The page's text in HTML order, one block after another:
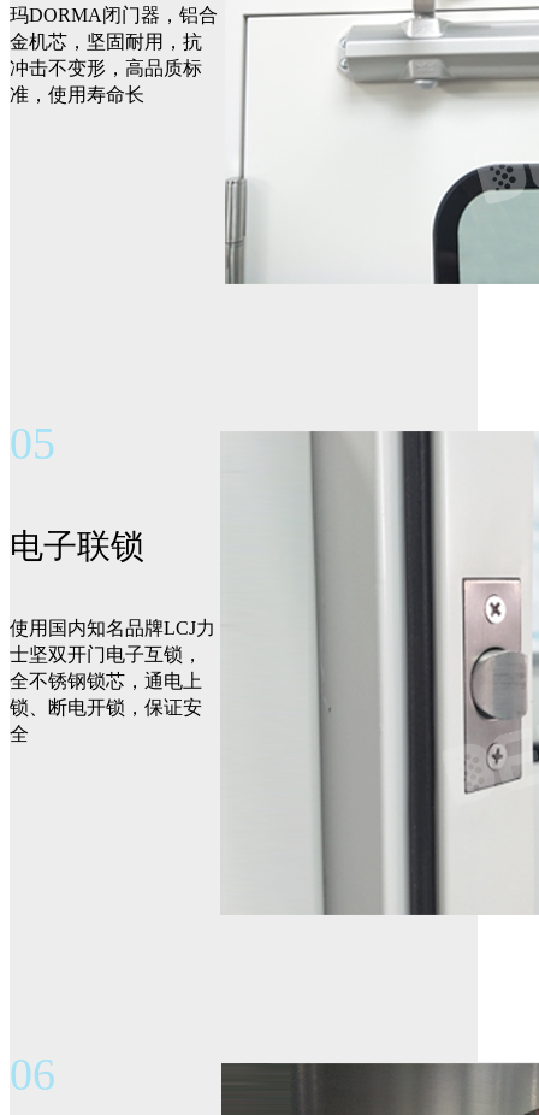
玛DORMA闭门器，铝合
金机芯，坚固耐用，抗
冲击不变形，高品质标
准，使用寿命长
05
电子联锁
使用国内知名品牌LCJ力
士坚双开门电子互锁，
全不锈钢锁芯，通电上
锁、断电开锁，保证安
全
06